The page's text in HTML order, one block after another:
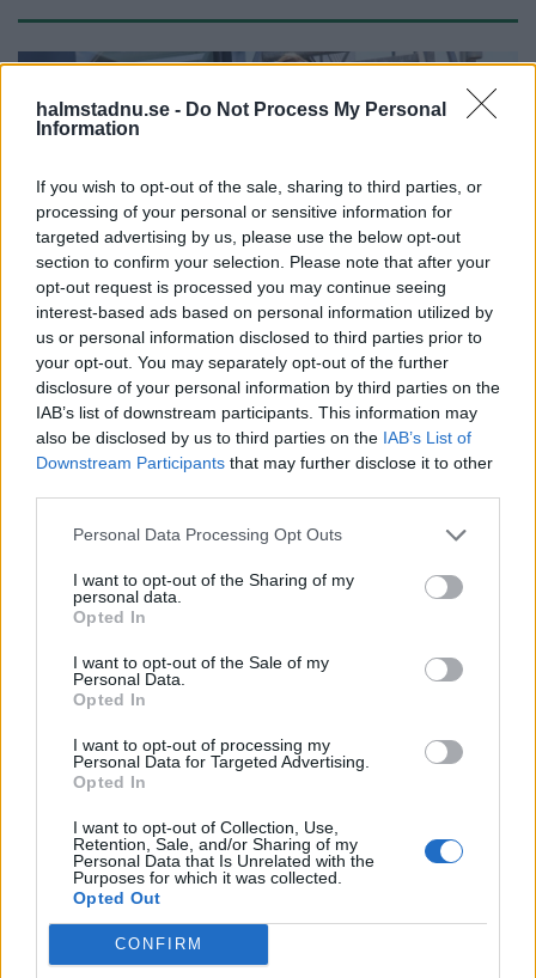
halmstadnu.se - Do Not Process My Personal
Information
If you wish to opt-out of the sale, sharing to third parties, or
processing of your personal or sensitive information for
targeted advertising by us, please use the below opt-out
section to confirm your selection. Please note that after your
opt-out request is processed you may continue seeing
interest-based ads based on personal information utilized by
us or personal information disclosed to third parties prior to
your opt-out. You may separately opt-out of the further
disclosure of your personal information by third parties on the
IAB’s list of downstream participants. This information may
also be disclosed by us to third parties on the IAB’s List of
Downstream Participants that may further disclose it to other
Personal Data Processing Opt Outs
I want to opt-out of the Sharing of my
personal data.
Opted In
I want to opt-out of the Sale of my
Personal Data.
Opted In
I want to opt-out of processing my
Personal Data for Targeted Advertising.
Opted In
I want to opt-out of Collection, Use,
Retention, Sale, and/or Sharing of my
Personal Data that Is Unrelated with the
Purposes for which it was collected.
Opted Out
CONFIRM
NYHETER 2026-08-02 KL. 06:00
Christoffers
uppfinning erövrar
världen
Som trippelamputerad visste han exakt vad som saknades.